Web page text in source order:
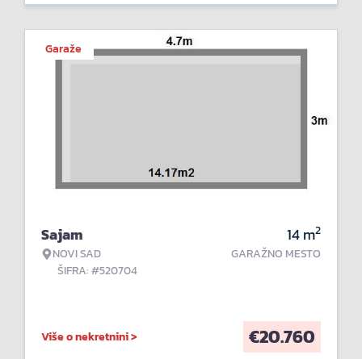
Garaže
Sajam
NOVI SAD
ŠIFRA: #520704
14m2
GARAŽNO MESTO
Više o nekretnini > €20.760